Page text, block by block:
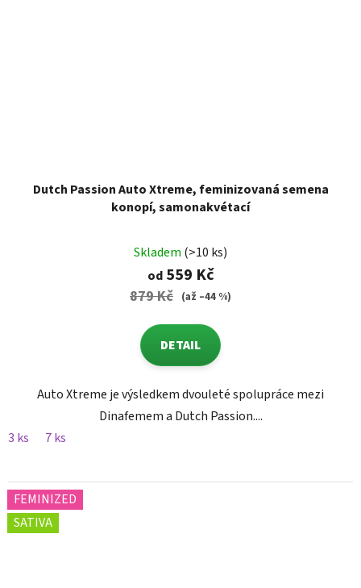
Dutch Passion Auto Xtreme, feminizovaná semena
konopí, samonakvétací
Skladem (>10 ks)
od559 Kč
879 Kč (až –44 %)
DETAIL
Auto Xtreme je výsledkem dvouleté spolupráce mezi
Dinafemem a Dutch Passion....
3 ks
7 ks
FEMINIZED
SATIVA